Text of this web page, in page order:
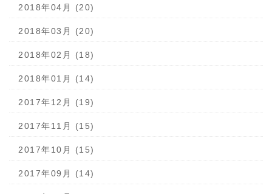
2018年04月 (20)
2018年03月 (20)
2018年02月 (18)
2018年01月 (14)
2017年12月 (19)
2017年11月 (15)
2017年10月 (15)
2017年09月 (14)